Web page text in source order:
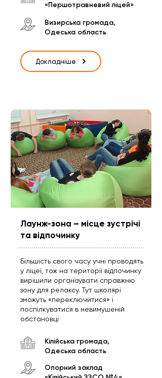
«Першотравневий ліцей»
Визирська громада,
Одеська область
Докладніше
Лаунж-зона – місце зустрічі
та відпочинку
Більшість свого часу учні проводять
у ліцеї, тож на території відпочинку
вирішили організувати справжню
зону для релаксу. Тут школярі
зможуть «переключитися» і
поспілкуватися в невимушеній
обстановці
Кілійська громада,
Одеська область
Опорний заклад